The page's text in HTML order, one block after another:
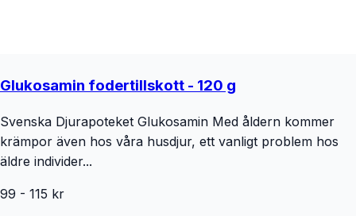
Glukosamin fodertillskott - 120 g
Svenska Djurapoteket Glukosamin Med åldern kommer
krämpor även hos våra husdjur, ett vanligt problem hos
äldre individer...
99 - 115 kr